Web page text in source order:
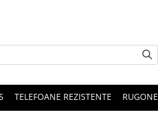
TELEFOANE REZISTENTE RUGONE